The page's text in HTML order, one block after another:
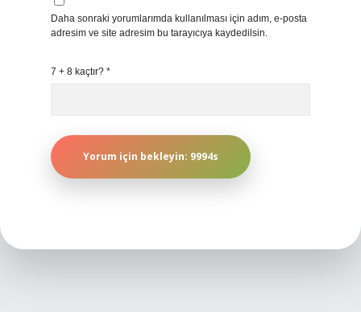
Daha sonraki yorumlarımda kullanılması için adım, e-posta
adresim ve site adresim bu tarayıcıya kaydedilsin.
7 + 8 kaçtır? *